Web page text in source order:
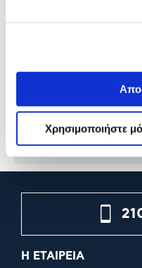
Χρησιμοποιήστε
TP-Link Smart Wi-Fi
14,90€
Προσθήκη
Η ΕΤΑΙΡΕΙΑ